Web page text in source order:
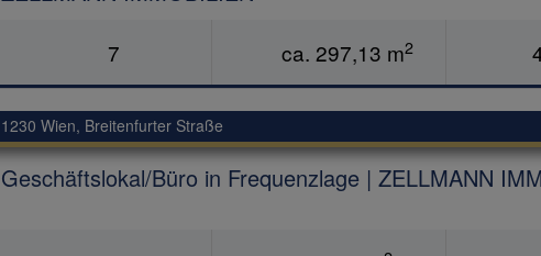
7 ca. 297,13 m2
Geschäftslokal/Büro in Frequenzlage | ZELLMANN
1230 Wien, Breitenfurter Straße